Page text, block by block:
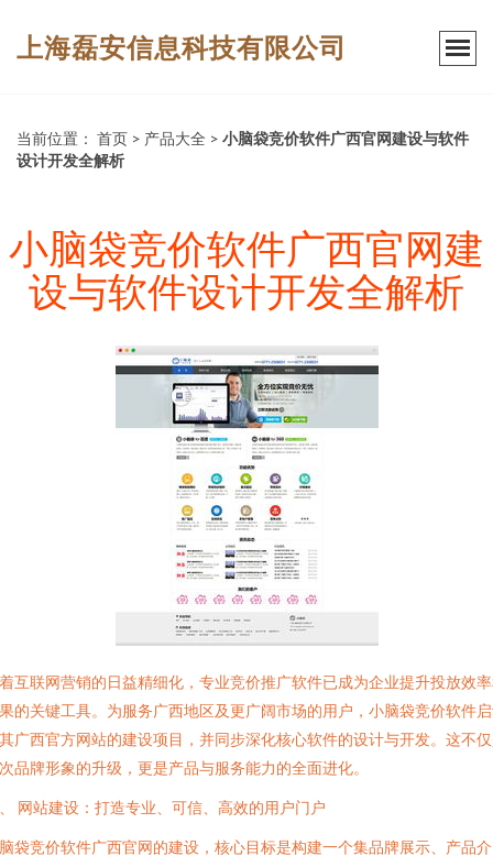
上海磊安信息科技有限公司
当前位置： 首页 > 产品大全 > 小脑袋竞价软件广西官网建设与软件
设计开发全解析
小脑袋竞价软件广西官网建
设与软件设计开发全解析
互联网营销的日益精细化，专业竞价推广软件已成为企业提升投放效
的关键工具。为服务广西地区及更广阔市场的用户，小脑袋竞价软件
广西官方网站的建设项目，并同步深化核心软件的设计与开发。这不
品牌形象的升级，更是产品与服务能力的全面进化。
网站建设：打造专业、可信、高效的用户门户
袋竞价软件广西官网的建设，核心目标是构建一个集品牌展示、产品介